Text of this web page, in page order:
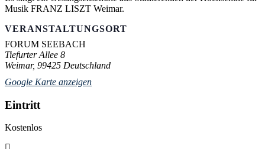
Musik FRANZ LISZT Weimar.
VERANSTALTUNGSORT
FORUM SEEBACH
Tiefurter Allee 8
Weimar, 99425 Deutschland
Google Karte anzeigen
Eintritt
Kostenlos